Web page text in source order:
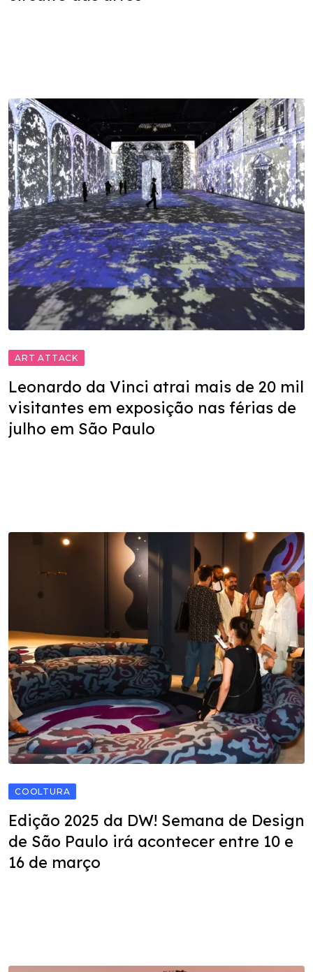
ART ATTACK
Leonardo da Vinci atrai mais de 20 mil
visitantes em exposição nas férias de
julho em São Paulo
COOLTURA
Edição 2025 da DW! Semana de Design
de São Paulo irá acontecer entre 10 e
16 de março